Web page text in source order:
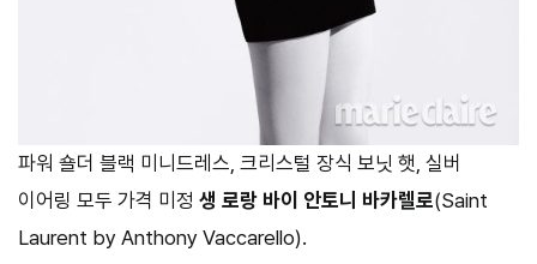
파워 숄더 블랙 미니드레스, 크리스털 장식 보닛 햇, 실버
이어링 모두 가격 미정 생 로랑 바이 안토니 바카렐로(Saint
Laurent by Anthony Vaccarello).